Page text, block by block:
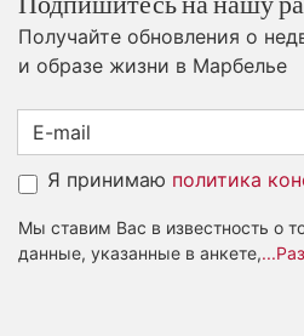
Подпишитесь на нашу
Получайте обновления о
и образе жизни в Марбелье
Я принимаю политика
Мы ставим Вас в известность о
данные, указанные в анкете,